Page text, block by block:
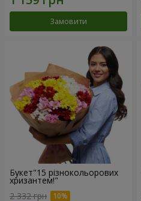
Замовити
Букет"15 різнокольорових
хризантем!"
2 332 грн